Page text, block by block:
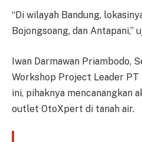
“Di wilayah Bandung,
Bojongsoang, dan Antapani,”
Iwan Darmawan Priambodo,
Workshop Project Leader PT
ini, pihaknya mencanangkan
outlet OtoXpert di tanah air.